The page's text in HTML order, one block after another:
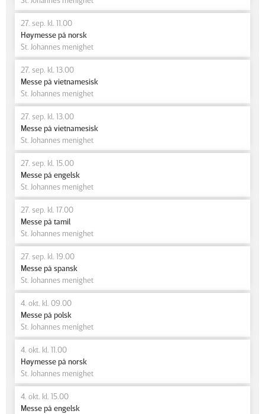
27. sep. kl. 11.00
Høymesse på norsk
St. Johannes menighet
27. sep. kl. 13.00
Messe på vietnamesisk
St. Johannes menighet
27. sep. kl. 13.00
Messe på vietnamesisk
St. Johannes menighet
27. sep. kl. 15.00
Messe på engelsk
St. Johannes menighet
27. sep. kl. 17.00
Messe på tamil
St. Johannes menighet
27. sep. kl. 19.00
Messe på spansk
St. Johannes menighet
4. okt. kl. 09.00
Messe på polsk
St. Johannes menighet
4. okt. kl. 11.00
Høymesse på norsk
St. Johannes menighet
4. okt. kl. 15.00
Messe på engelsk